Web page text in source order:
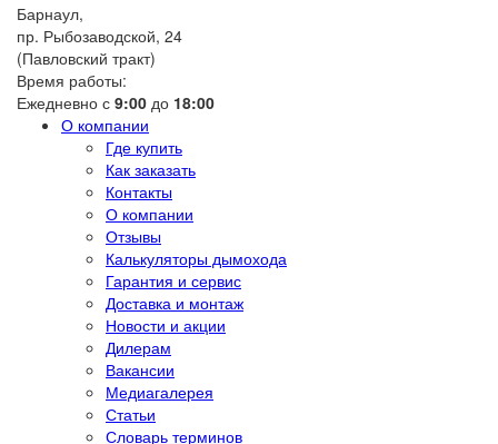
Барнаул,
пр. Рыбозаводской, 24
(Павловский тракт)
Время работы:
Ежедневно с 9:00 до 18:00
О компании
Где купить
Как заказать
Контакты
О компании
Отзывы
Калькуляторы дымохода
Гарантия и сервис
Доставка и монтаж
Новости и акции
Дилерам
Вакансии
Медиагалерея
Статьи
Словарь терминов